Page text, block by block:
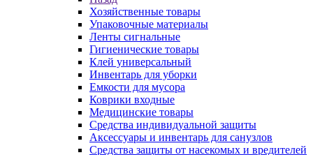
Хозяйственные товары
Упаковочные материалы
Ленты сигнальные
Гигиенические товары
Клей универсальный
Инвентарь для уборки
Емкости для мусора
Коврики входные
Медицинские товары
Средства индивидуальной защиты
Аксессуары и инвентарь для санузлов
Средства защиты от насекомых и вредителей